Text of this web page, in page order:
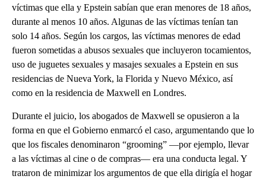
víctimas que ella y Epstein sabían que eran menores de 18 años,
durante al menos 10 años. Algunas de las víctimas tenían tan
solo 14 años. Según los cargos, las víctimas menores de edad
fueron sometidas a abusos sexuales que incluyeron tocamientos,
uso de juguetes sexuales y masajes sexuales a Epstein en sus
residencias de Nueva York, la Florida y Nuevo México, así
como en la residencia de Maxwell en Londres.
Durante el juicio, los abogados de Maxwell se opusieron a la
forma en que el Gobierno enmarcó el caso, argumentando que lo
que los fiscales denominaron “grooming” —por ejemplo, llevar
a las víctimas al cine o de compras— era una conducta legal. Y
trataron de minimizar los argumentos de que ella dirigía el hogar